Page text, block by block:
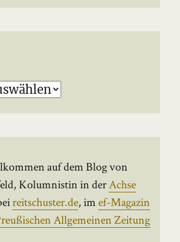
auf dem Blog von
Kolumnistin in derAchse
reitschuster.de, imef-Magazin
Allgemeinen Zeitung